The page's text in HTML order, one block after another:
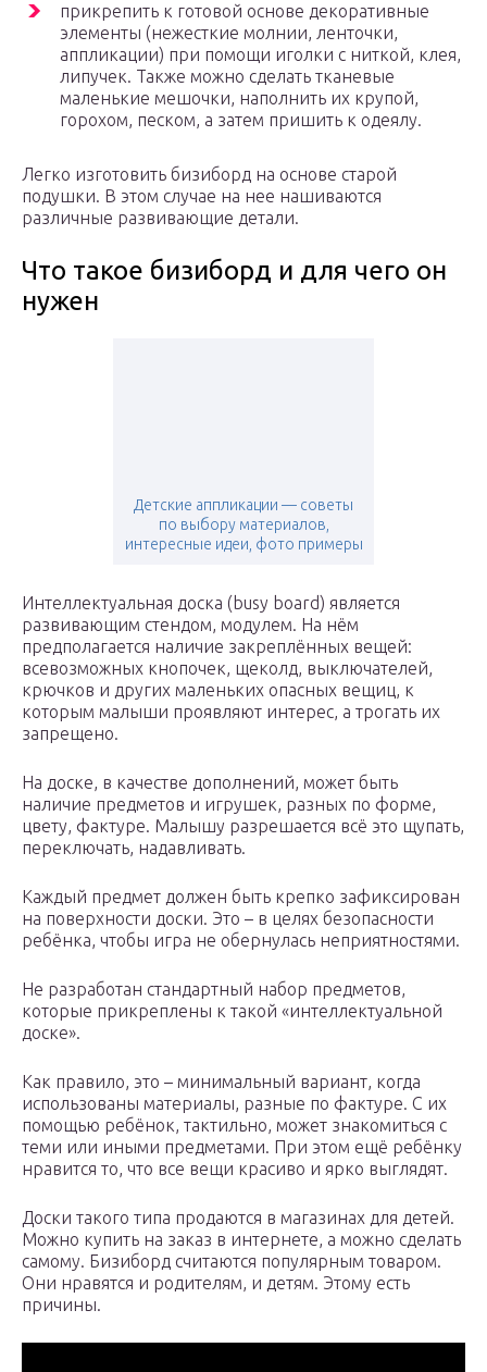
прикрепить к готовой основе декоративные
элементы (нежесткие молнии, ленточки,
аппликации) при помощи иголки с ниткой, клея,
липучек. Также можно сделать тканевые
маленькие мешочки, наполнить их крупой,
горохом, песком, а затем пришить к одеялу.
Легко изготовить бизиборд на основе старой
подушки. В этом случае на нее нашиваются
различные развивающие детали.
Что такое бизиборд и для чего он
нужен
Детские аппликации — советы
по выбору материалов,
интересные идеи, фото примеры
Интеллектуальная доска (busy board) является
развивающим стендом, модулем. На нём
предполагается наличие закреплённых вещей:
всевозможных кнопочек, щеколд, выключателей,
крючков и других маленьких опасных вещиц, к
которым малыши проявляют интерес, а трогать их
запрещено.
На доске, в качестве дополнений, может быть
наличие предметов и игрушек, разных по форме,
цвету, фактуре. Малышу разрешается всё это щупать,
переключать, надавливать.
Каждый предмет должен быть крепко зафиксирован
на поверхности доски. Это – в целях безопасности
ребёнка, чтобы игра не обернулась неприятностями.
Не разработан стандартный набор предметов,
которые прикреплены к такой «интеллектуальной
доске».
Как правило, это – минимальный вариант, когда
использованы материалы, разные по фактуре. С их
помощью ребёнок, тактильно, может знакомиться с
теми или иными предметами. При этом ещё ребёнку
нравится то, что все вещи красиво и ярко выглядят.
Доски такого типа продаются в магазинах для детей.
Можно купить на заказ в интернете, а можно сделать
самому. Бизиборд считаются популярным товаром.
Они нравятся и родителям, и детям. Этому есть
причины.